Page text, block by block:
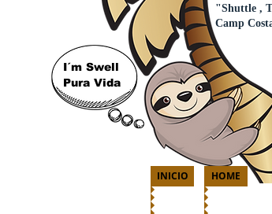
I´m Swell
Pura Vida
"Shuttle ,
Camp
INICIO HOME